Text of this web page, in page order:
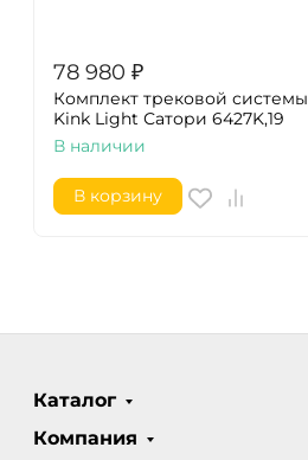
78 980 ₽
Комплект трековой системы
Kink Light Сатори 6427K,19
В наличии
В корзину
Каталог
Компания